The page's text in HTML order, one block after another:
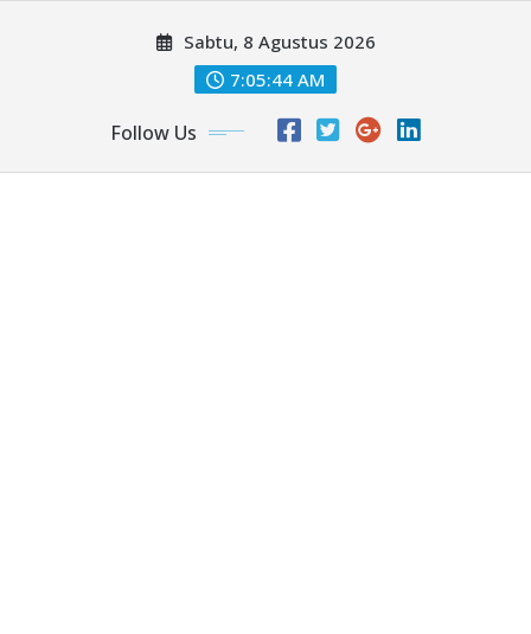
Sabtu, 8 Agustus 2026
7:05:47 AM
Follow Us